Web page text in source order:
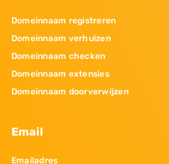
Domeinnaam registreren
Domeinnaam verhuizen
Domeinnaam checken
Domeinnaam extensies
Domeinnaam doorverwijzen
Email
Emailadres